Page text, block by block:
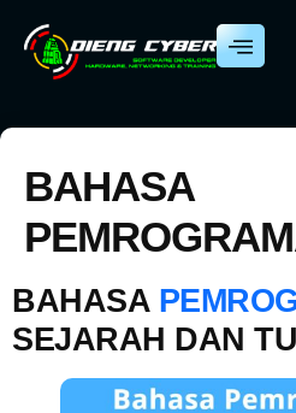
BAHASA
BAHASA
SEJARAH DAN